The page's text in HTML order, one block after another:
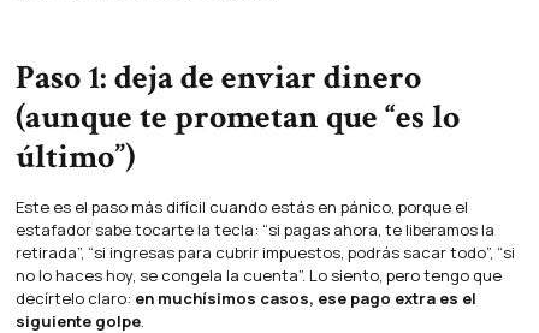
Paso 1: deja de enviar dinero
(aunque te prometan que “es lo
último”)
Este es el paso más difícil cuando estás en pánico, porque el
estafador sabe tocarte la tecla: “si pagas ahora, te liberamos la
retirada”, “si ingresas para cubrir impuestos, podrás sacar todo”, “si
no lo haces hoy, se congela la cuenta”. Lo siento, pero tengo que
decírtelo claro: en muchísimos casos, ese pago extra es el
siguiente golpe.